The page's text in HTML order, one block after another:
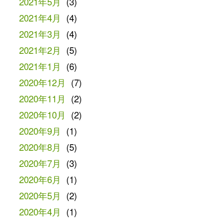
2021年4月
(4)
2021年3月
(4)
2021年2月
(5)
2021年1月
(6)
2020年12月
(7)
2020年11月
(2)
2020年10月
(2)
2020年9月
(1)
2020年8月
(5)
2020年7月
(3)
2020年6月
(1)
2020年5月
(2)
2020年4月
(1)